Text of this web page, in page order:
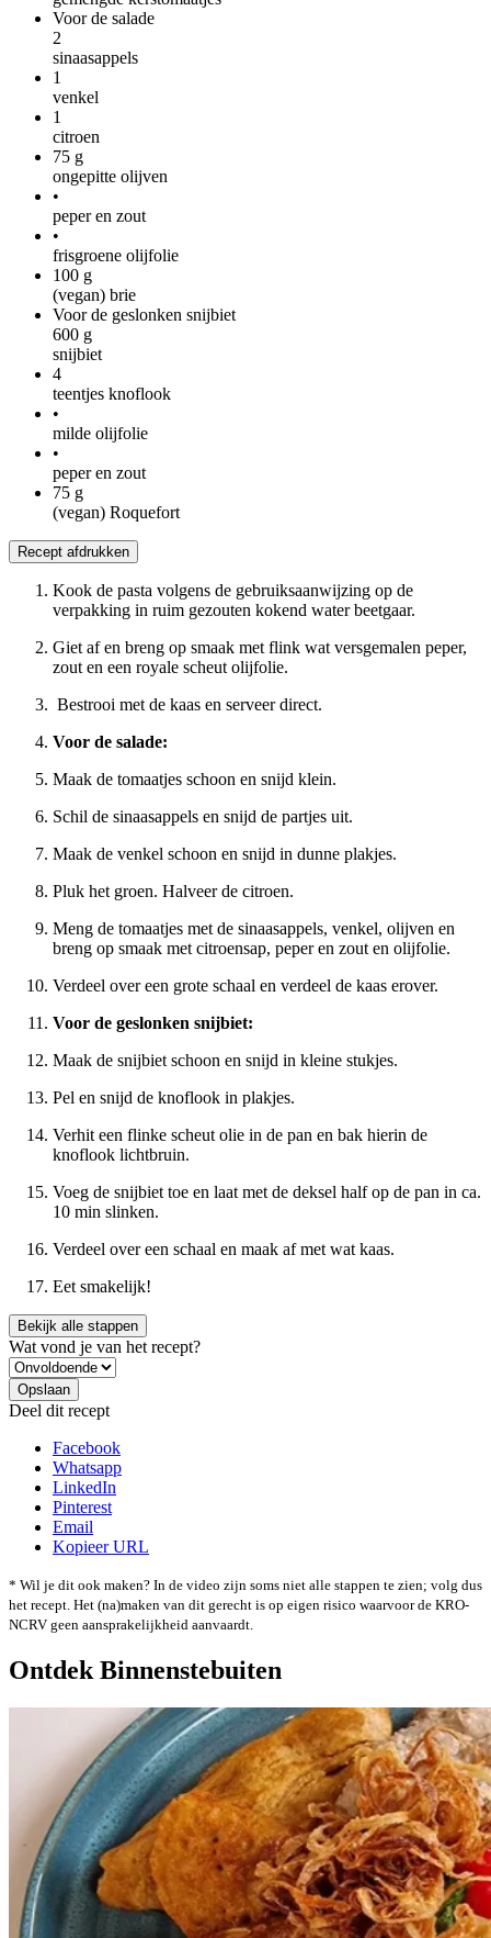
Voor de salade
2
sinaasappels
1
venkel
1
citroen
75 g
ongepitte olijven
•
peper en zout
•
frisgroene olijfolie
100 g
(vegan) brie
Voor de geslonken snijbiet
600 g
snijbiet
4
teentjes knoflook
•
milde olijfolie
•
peper en zout
75 g
(vegan) Roquefort
Recept afdrukken
Kook de pasta volgens de gebruiksaanwijzing op de
verpakking in ruim gezouten kokend water beetgaar.
Giet af en breng op smaak met flink wat versgemalen peper,
zout en een royale scheut olijfolie.
Bestrooi met de kaas en serveer direct.
Voor de salade:
Maak de tomaatjes schoon en snijd klein.
Schil de sinaasappels en snijd de partjes uit.
Maak de venkel schoon en snijd in dunne plakjes.
Pluk het groen. Halveer de citroen.
Meng de tomaatjes met de sinaasappels, venkel, olijven en
breng op smaak met citroensap, peper en zout en olijfolie.
Verdeel over een grote schaal en verdeel de kaas erover.
Voor de geslonken snijbiet:
Maak de snijbiet schoon en snijd in kleine stukjes.
Pel en snijd de knoflook in plakjes.
Verhit een flinke scheut olie in de pan en bak hierin de
knoflook lichtbruin.
Voeg de snijbiet toe en laat met de deksel half op de pan in ca.
10 min slinken.
Verdeel over een schaal en maak af met wat kaas.
Eet smakelijk!
Bekijk alle stappen
Wat vond je van het recept?
Deel dit recept
Facebook
Whatsapp
LinkedIn
Pinterest
Email
Kopieer URL
* Wil je dit ook maken? In de video zijn soms niet alle stappen te zien; volg dus
het recept. Het (na)maken van dit gerecht is op eigen risico waarvoor de KRO-
NCRV geen aansprakelijkheid aanvaardt.
Ontdek Binnenstebuiten